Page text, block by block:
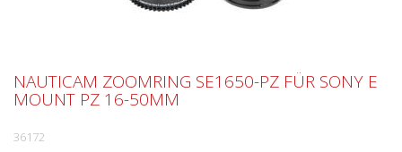
NAUTICAM ZOOMRING SE1650-PZ FÜR SONY E
MOUNT PZ 16-50MM
36172